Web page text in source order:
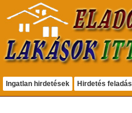
Ingatlan hirdetések Hirdetés feladás